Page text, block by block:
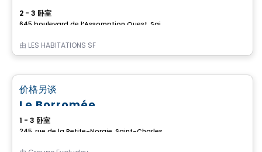
2 - 3 卧室
由 LES HABITATIONS SF
公寓
价格另谈
Le Borromée
1 - 3 卧室